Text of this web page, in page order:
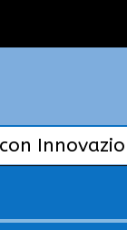
Audio